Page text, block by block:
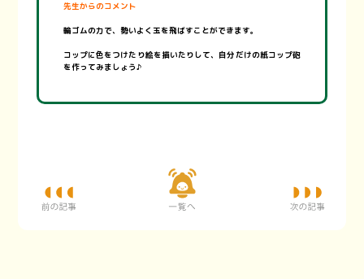
先生からのコメント
輪ゴムの力で、勢いよく玉を飛ばすことができます。
コップに色をつけたり絵を描いたりして、自分だけの紙コップ砲
を作ってみましょう♪